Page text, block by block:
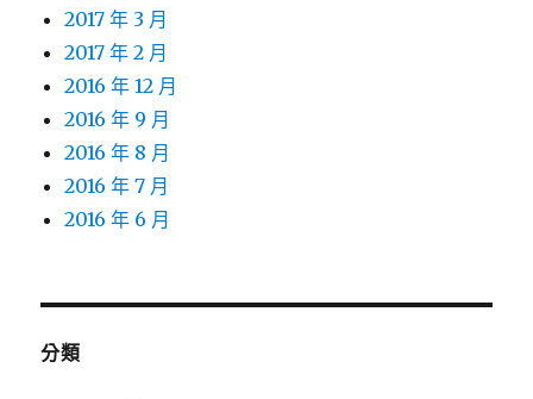
2017 年 3 月
2017 年 2 月
2016 年 12 月
2016 年 9 月
2016 年 8 月
2016 年 7 月
2016 年 6 月
分類